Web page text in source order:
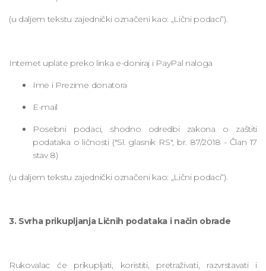
(u daljem tekstu zajednički označeni kao: „Lični podaci“).
Internet uplate preko linka e-doniraj i PayPal naloga
Ime i Prezime donatora
E-mail
Posebni podaci, shodno odredbi zakona o zaštiti
podataka o ličnosti ("Sl. glasnik RS", br. 87/2018 - Član 17
stav 8)
(u daljem tekstu zajednički označeni kao: „Lični podaci“).
3. Svrha prikupljanja Ličnih podataka i način obrade
Rukovalac će prikupljati, koristiti, pretraživati, razvrstavati i